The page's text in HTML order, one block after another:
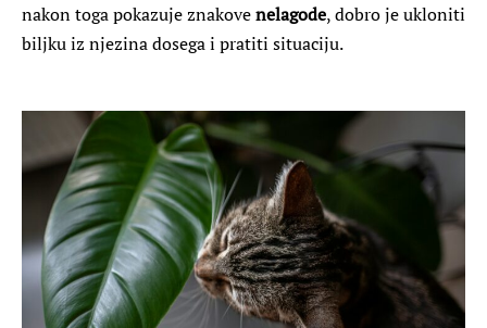
nakon toga pokazuje znakovenelagode, dobro je ukloniti
biljku iz njezina dosega i pratiti situaciju.